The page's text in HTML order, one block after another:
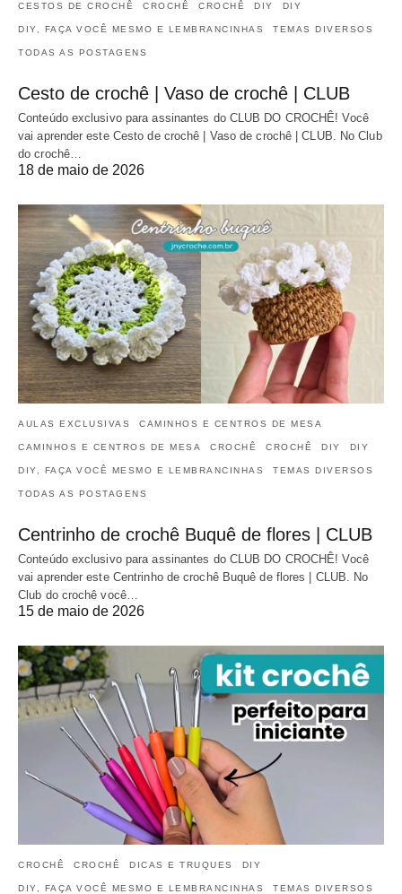
CESTOS DE CROCHÊ CROCHÊ CROCHÊ DIY DIY
DIY, FAÇA VOCÊ MESMO E LEMBRANCINHAS TEMAS DIVERSOS
TODAS AS POSTAGENS
Cesto de crochê | Vaso de crochê | CLUB
Conteúdo exclusivo para assinantes do CLUB DO CROCHÊ! Você
vai aprender este Cesto de crochê | Vaso de crochê | CLUB. No Club
do crochê…
18 de maio de 2026
AULAS EXCLUSIVAS CAMINHOS E CENTROS DE MESA
CAMINHOS E CENTROS DE MESA CROCHÊ CROCHÊ DIY DIY
DIY, FAÇA VOCÊ MESMO E LEMBRANCINHAS TEMAS DIVERSOS
TODAS AS POSTAGENS
Centrinho de crochê Buquê de flores | CLUB
Conteúdo exclusivo para assinantes do CLUB DO CROCHÊ! Você
vai aprender este Centrinho de crochê Buquê de flores | CLUB. No
Club do crochê você…
15 de maio de 2026
CROCHÊ CROCHÊ DICAS E TRUQUES DIY
DIY, FAÇA VOCÊ MESMO E LEMBRANCINHAS TEMAS DIVERSOS